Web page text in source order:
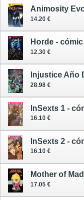
Animosity
14.20 €
Horde - cómic
12.30 €
Injustice Año
28.98 €
InSexts 1 -
16.10 €
InSexts 2 -
16.10 €
Mother of
17.05 €